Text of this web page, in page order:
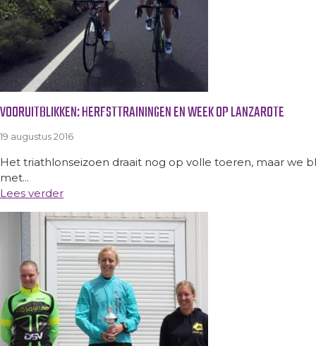
VOORUITBLIKKEN: HERFSTTRAININGEN EN WEEK OP LANZAROTE
19 augustus 2016
Het triathlonseizoen draait nog op volle toeren, maar we
met...
Lees verder